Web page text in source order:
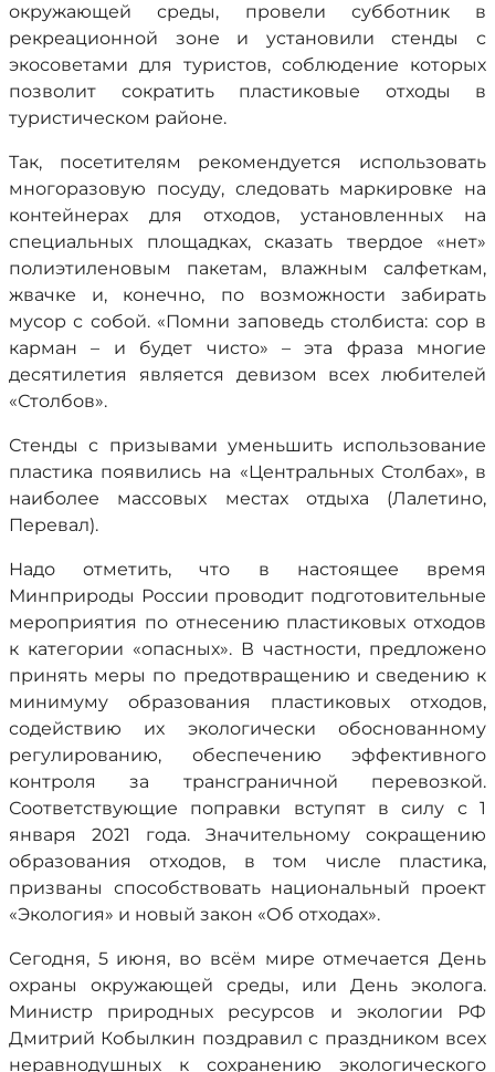
окружающей среды, провели субботник в
рекреационной зоне и установили стенды с
экосоветами для туристов, соблюдение которых
позволит сократить пластиковые отходы в
туристическом районе.
Так, посетителям рекомендуется использовать
многоразовую посуду, следовать маркировке на
контейнерах для отходов, установленных на
специальных площадках, сказать твердое «нет»
полиэтиленовым пакетам, влажным салфеткам,
жвачке и, конечно, по возможности забирать
мусор с собой. «Помни заповедь столбиста: сор в
карман – и будет чисто» – эта фраза многие
десятилетия является девизом всех любителей
«Столбов».
Стенды с призывами уменьшить использование
пластика появились на «Центральных Столбах», в
наиболее массовых местах отдыха (Лалетино,
Перевал).
Надо отметить, что в настоящее время
Минприроды России проводит подготовительные
мероприятия по отнесению пластиковых отходов
к категории «опасных». В частности, предложено
принять меры по предотвращению и сведению к
минимуму образования пластиковых отходов,
содействию их экологически обоснованному
регулированию, обеспечению эффективного
контроля за трансграничной перевозкой.
Соответствующие поправки вступят в силу с 1
января 2021 года. Значительному сокращению
образования отходов, в том числе пластика,
призваны способствовать национальный проект
«Экология» и новый закон «Об отходах».
Сегодня, 5 июня, во всём мире отмечается День
охраны окружающей среды, или День эколога.
Министр природных ресурсов и экологии РФ
Дмитрий Кобылкин поздравил с праздником всех
неравнодушных к сохранению экологического